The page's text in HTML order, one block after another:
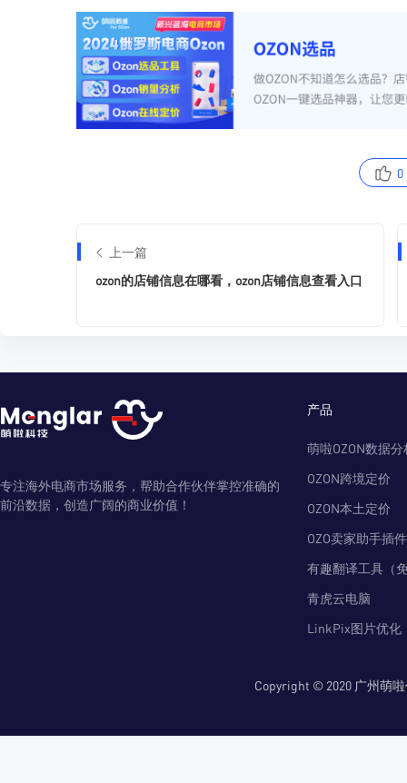
0
上一篇
ozon的店铺信息在哪看，ozon店铺信息查看入口
专注海外电商市场服务，帮助合作伙伴掌控准确的
前沿数据，创造广阔的商业价值！
产品
萌啦OZON数据分
OZON跨境定价
OZON本土定价
OZO卖家助手插件
有趣翻译工具（
青虎云电脑
LinkPix图片优化
Copyright © 2020 广州萌